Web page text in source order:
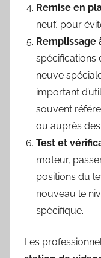
Remise en
neuf, pour
Remplissage
spécifications
neuve
important
souvent
ou auprès
Test et
moteur,
positions du
nouveau le
spécifique.
Les